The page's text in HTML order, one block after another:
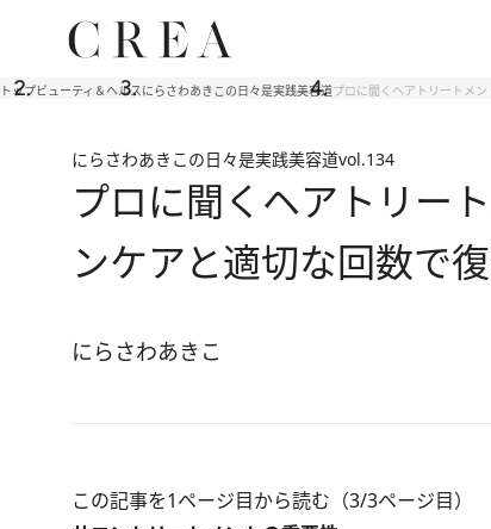
トップビューティ＆ヘルスにらさわあきこの日々是実践美容道プロに聞くヘアトリートメ
にらさわあきこの日々是実践美容道vol.134
プロに聞くヘアトリー
ンケアと適切な回数で
にらさわあきこ
この記事を1ページ目から読む（3/3ページ目）